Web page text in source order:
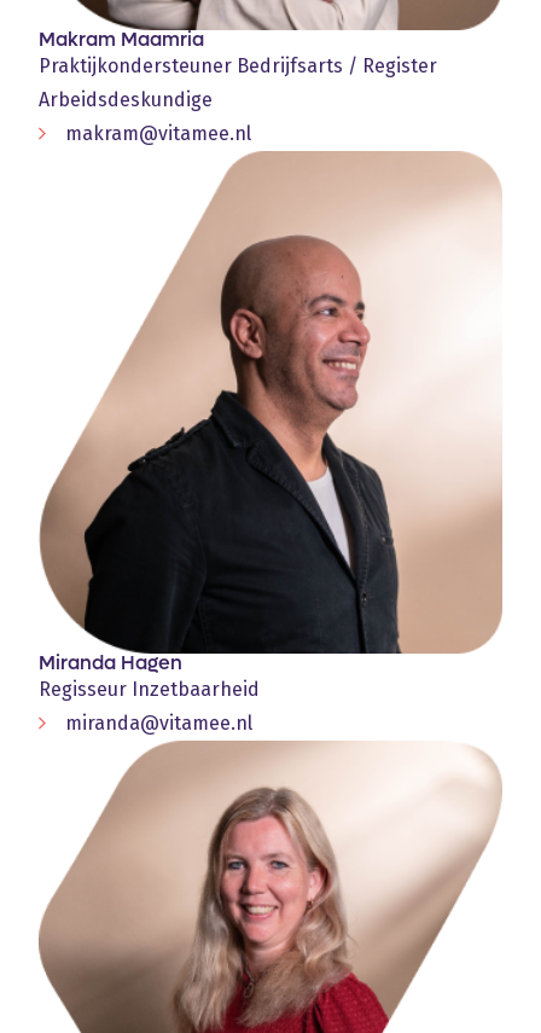
Makram Maamria
Praktijkondersteuner Bedrijfsarts / Register
Arbeidsdeskundige
makram@vitamee.nl
Miranda Hagen
Regisseur Inzetbaarheid
miranda@vitamee.nl